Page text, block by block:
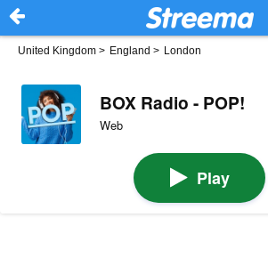
United Kingdom > England > London
BOX Radio - POP!
Web
Play